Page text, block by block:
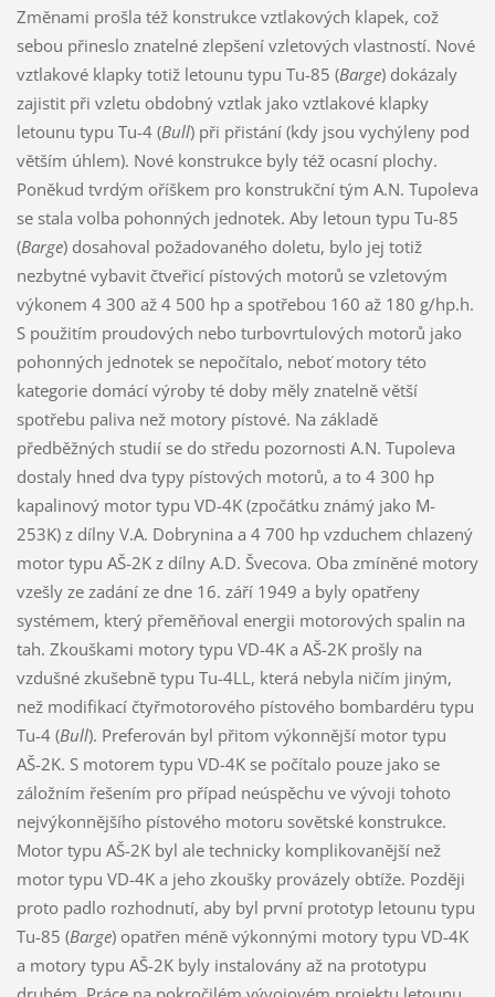
Změnami prošla též konstrukce vztlakových klapek, což
sebou přineslo znatelné zlepšení vzletových vlastností. Nové
vztlakové klapky totiž letounu typu Tu-85 (Barge) dokázaly
zajistit při vzletu obdobný vztlak jako vztlakové klapky
letounu typu Tu-4 (Bull) při přistání (kdy jsou vychýleny pod
větším úhlem). Nové konstrukce byly též ocasní plochy.
Poněkud tvrdým oříškem pro konstrukční tým A.N. Tupoleva
se stala volba pohonných jednotek. Aby letoun typu Tu-85
(Barge) dosahoval požadovaného doletu, bylo jej totiž
nezbytné vybavit čtveřicí pístových motorů se vzletovým
výkonem 4 300 až 4 500 hp a spotřebou 160 až 180 g/hp.h.
S použitím proudových nebo turbovrtulových motorů jako
pohonných jednotek se nepočítalo, neboť motory této
kategorie domácí výroby té doby měly znatelně větší
spotřebu paliva než motory pístové. Na základě
předběžných studií se do středu pozornosti A.N. Tupoleva
dostaly hned dva typy pístových motorů, a to 4 300 hp
kapalinový motor typu VD-4K (zpočátku známý jako M-
253K) z dílny V.A. Dobrynina a 4 700 hp vzduchem chlazený
motor typu AŠ-2K z dílny A.D. Švecova. Oba zmíněné motory
vzešly ze zadání ze dne 16. září 1949 a byly opatřeny
systémem, který přeměňoval energii motorových spalin na
tah. Zkouškami motory typu VD-4K a AŠ-2K prošly na
vzdušné zkušebně typu Tu-4LL, která nebyla ničím jiným,
než modifikací čtyřmotorového pístového bombardéru typu
Tu-4 (Bull). Preferován byl přitom výkonnější motor typu
AŠ-2K. S motorem typu VD-4K se počítalo pouze jako se
záložním řešením pro případ neúspěchu ve vývoji tohoto
nejvýkonnějšího pístového motoru sovětské konstrukce.
Motor typu AŠ-2K byl ale technicky komplikovanější než
motor typu VD-4K a jeho zkoušky provázely obtíže. Později
proto padlo rozhodnutí, aby byl první prototyp letounu typu
Tu-85 (Barge) opatřen méně výkonnými motory typu VD-4K
a motory typu AŠ-2K byly instalovány až na prototypu